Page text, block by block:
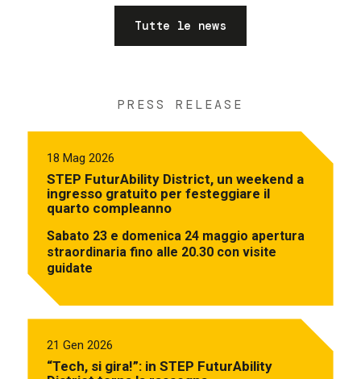
Tutte le news
PRESS RELEASE
18 Mag 2026
STEP FuturAbility District, un weekend a
ingresso gratuito per festeggiare il
quarto compleanno
Sabato 23 e domenica 24 maggio apertura
straordinaria fino alle 20.30 con visite
guidate
21 Gen 2026
“Tech, si gira!”: in STEP FuturAbility